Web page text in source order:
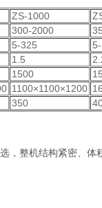
ZS-1000
300-2000
5-325
1.5
1500
1100×1100×1200
350
整机结构紧密、体